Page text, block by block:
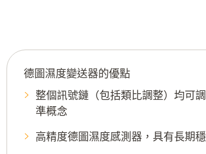
德圖濕度變送器的優點
整個訊號鏈（包括類比調整）均可
準概念
高精度德圖濕度感測器，具有長期